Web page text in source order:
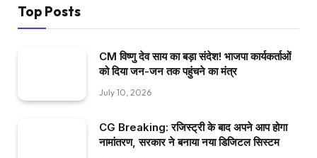
Top Posts
CM विष्णु देव साय का बड़ा संदेश! भाजपा कार्यकर्ताओं
को दिया जन-जन तक पहुंचने का मंत्र
July 10, 2026
CG Breaking: रजिस्ट्री के बाद अपने आप होगा
नामांतरण, सरकार ने बनाया नया डिजिटल सिस्टम